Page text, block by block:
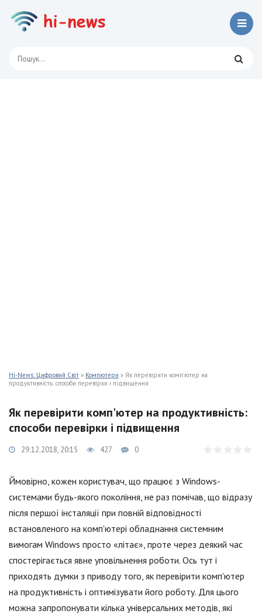
Hi-News: Цифровий Світ » Компютери » Як перевірити комп'ютер на
продуктивність: способи перевірки і підвищення
Як перевірити комп'ютер на продуктивність:
способи перевірки і підвищення
29.12.2018, 20:15 427 0
Ймовірно, кожен користувач, що працює з Windows-
системами будь-якого покоління, не раз помічав, що відразу
після першої інсталяції при повній відповідності
встановленого на комп'ютері обладнання системним
вимогам Windows просто «літає», проте через деякий час
спостерігається явне уповільнення роботи. Ось тут і
приходять думки з приводу того, як перевірити комп'ютер
на продуктивність і оптимізувати його роботу. Для цього
можна запропонувати кілька універсальних методів, які